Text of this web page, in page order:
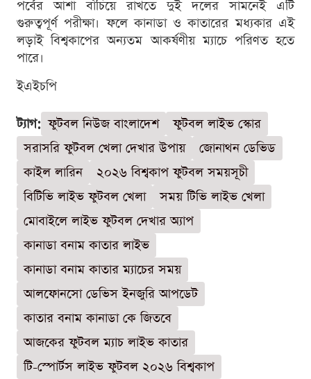
পর্বের আশা বাঁচিয়ে রাখতে দুই দলের সামনেই এটি
গুরুত্বপূর্ণ পরীক্ষা। ফলে কানাডা ও কাতারের মধ্যকার এই
লড়াই বিশ্বকাপের অন্যতম আকর্ষণীয় ম্যাচে পরিণত হতে
পারে।
ইএইচপি
ট্যাগ: ফুটবল নিউজ বাংলাদেশ
ফুটবল লাইভ স্কোর
সরাসরি ফুটবল খেলা দেখার উপায়
জোনাথন ডেভিড
কাইল লারিন
২০২৬ বিশ্বকাপ ফুটবল সময়সূচী
বিটিভি লাইভ ফুটবল খেলা
সময় টিভি লাইভ খেলা
মোবাইলে লাইভ ফুটবল দেখার অ্যাপ
কানাডা বনাম কাতার লাইভ
কানাডা বনাম কাতার ম্যাচের সময়
আলফোনসো ডেভিস ইনজুরি আপডেট
কাতার বনাম কানাডা কে জিতবে
আজকের ফুটবল ম্যাচ লাইভ কাতার
টি-স্পোর্টস লাইভ ফুটবল ২০২৬ বিশ্বকাপ